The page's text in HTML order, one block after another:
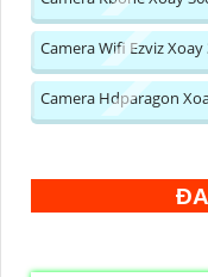
Camera Wifi Ezviz
Camera Hdparagon